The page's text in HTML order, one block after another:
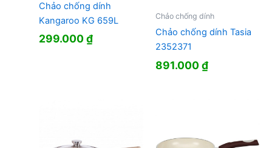
Chảo chống dính
Kangaroo KG 659L
299.000₫
Chảo chống dính
Chảo chống dính Tasia
2352371
891.000₫